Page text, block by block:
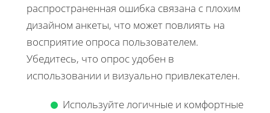
распространенная ошибка связана с плохим
дизайном анкеты, что может повлиять на
восприятие опроса пользователем.
Убедитесь, что опрос удобен в
использовании и визуально привлекателен.
Используйте логичные и комфортные